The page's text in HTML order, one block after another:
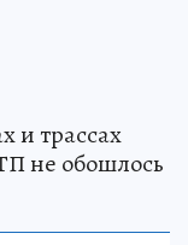
и трассах
не обошлось